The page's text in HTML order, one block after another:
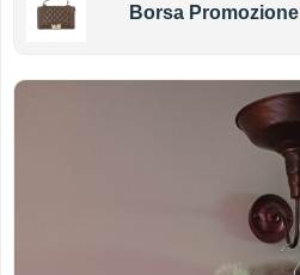
Borsa Promozione